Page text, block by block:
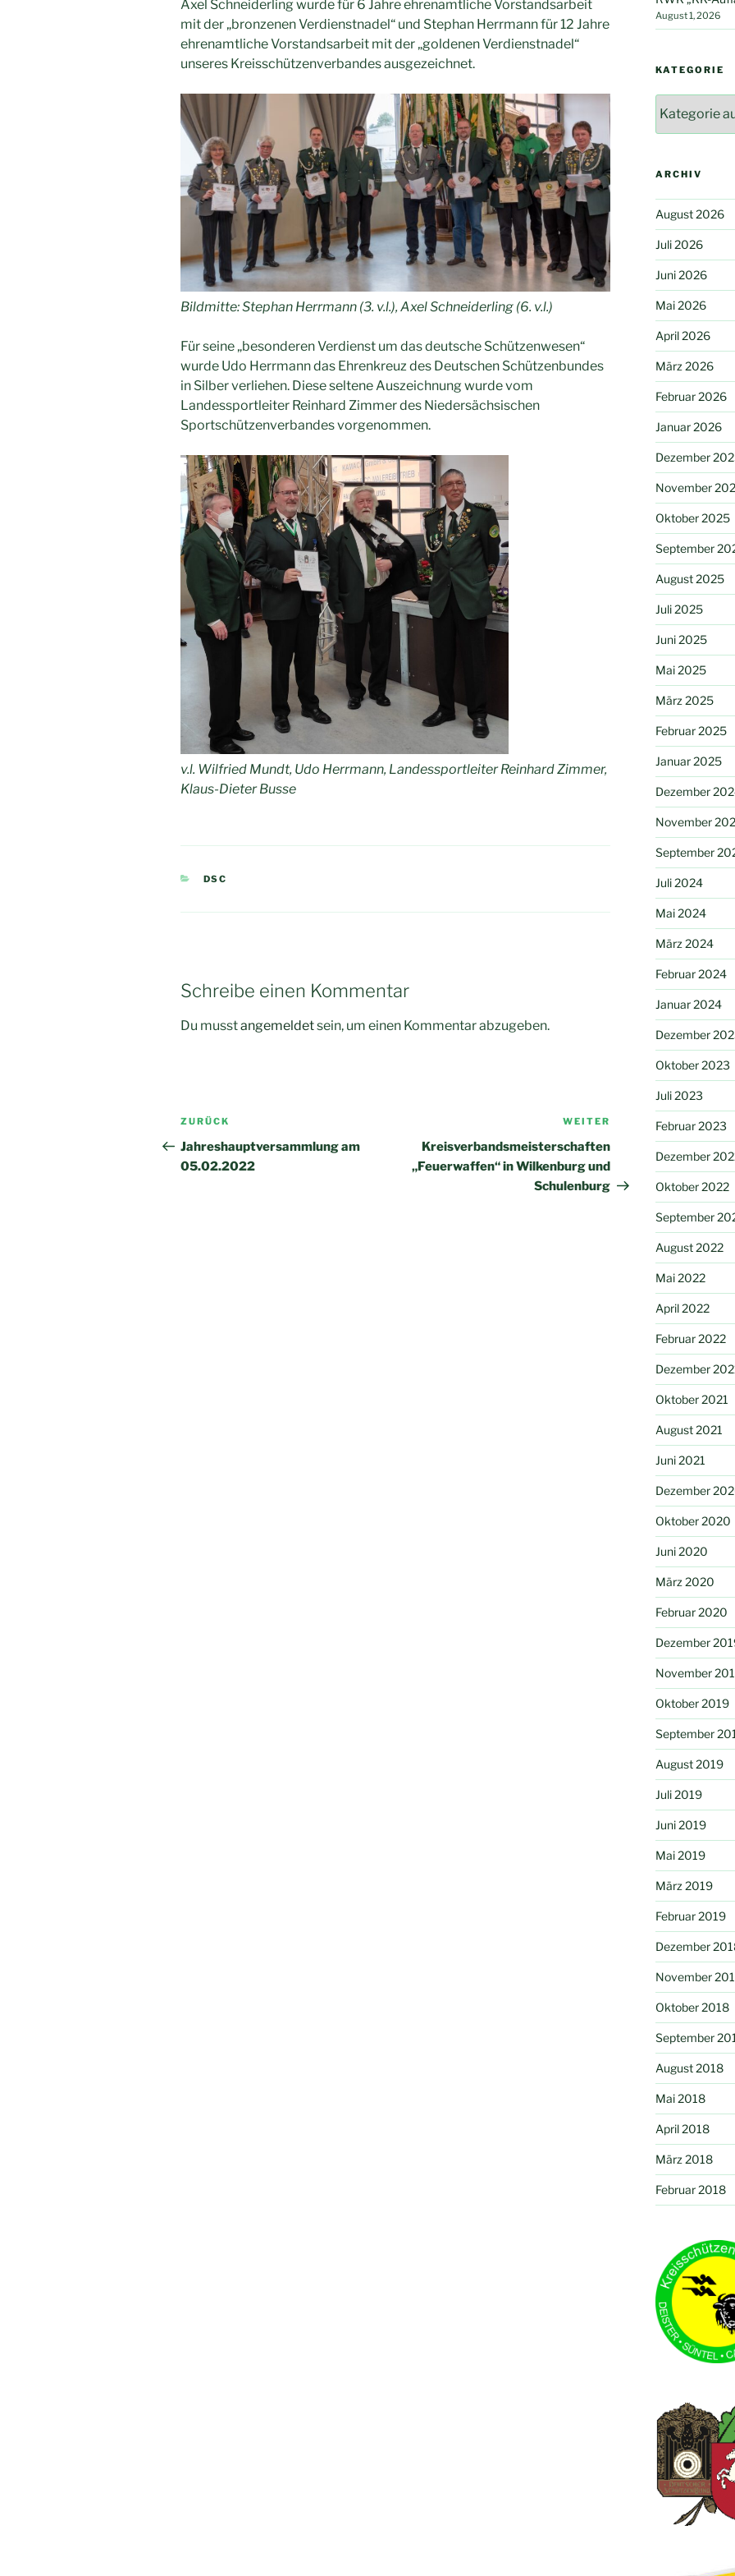
Axel Schneiderling wurde für 6 Jahre ehrenamtliche Vorstandsarbeit
mit der „bronzenen Verdienstnadel“ und Stephan Herrmann für 12 Jahre
ehrenamtliche Vorstandsarbeit mit der „goldenen Verdienstnadel“
unseres Kreisschützenverbandes ausgezeichnet.
Bildmitte: Stephan Herrmann (3. v.l.), Axel Schneiderling (6. v.l.)
Für seine „besonderen Verdienst um das deutsche Schützenwesen“
wurde Udo Herrmann das Ehrenkreuz des Deutschen Schützenbundes
in Silber verliehen. Diese seltene Auszeichnung wurde vom
Landessportleiter Reinhard Zimmer des Niedersächsischen
Sportschützenverbandes vorgenommen.
v.l. Wilfried Mundt, Udo Herrmann, Landessportleiter Reinhard Zimmer,
Klaus-Dieter Busse
KATEGORIEN
DSC
Schreibe einen Kommentar
Du musstangemeldetsein, um einen Kommentar abzugeben.
Beitragsnavigation
Vorheriger
Beitrag
ZURÜCK
Jahreshauptversammlung am
05.02.2022
Nächster
Beitrag
WEITER
Kreisverbandsmeisterschaften
„Feuerwaffen“ in Wilkenburg und
Schulenburg
August 1, 2026
KATEGORIE
ARCHIV
August 2026
Juli 2026
Juni 2026
Mai 2026
April 2026
März 2026
Februar 2026
Januar 2026
Dezember
November
Oktober 2025
September
August 2025
Juli 2025
Juni 2025
Mai 2025
März 2025
Februar 2025
Januar 2025
Dezember
November
September
Juli 2024
Mai 2024
März 2024
Februar 2024
Januar 2024
Dezember
Oktober 2023
Juli 2023
Februar 2023
Dezember
Oktober 2022
September
August 2022
Mai 2022
April 2022
Februar 2022
Dezember
Oktober 2021
August 2021
Juni 2021
Dezember
Oktober 2020
Juni 2020
März 2020
Februar 2020
Dezember
November
Oktober 2019
September
August 2019
Juli 2019
Juni 2019
Mai 2019
März 2019
Februar 2019
Dezember
November
Oktober 2018
September
August 2018
Mai 2018
April 2018
März 2018
Februar 2018